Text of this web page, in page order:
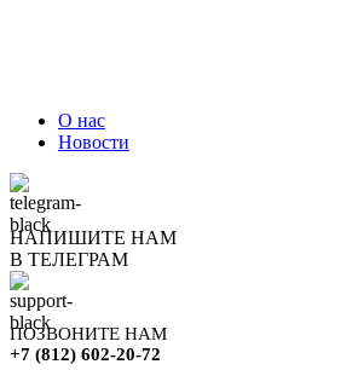
О нас
Новости
НАПИШИТЕ НАМ
В ТЕЛЕГРАМ
ПОЗВОНИТЕ НАМ
+7 (812) 602-20-72